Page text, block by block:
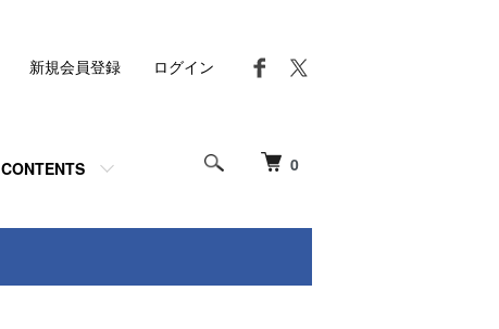
0
CONTENTS
新規会員登録 ログイン